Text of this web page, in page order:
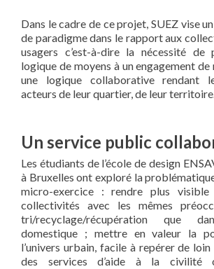
Dans le cadre de ce projet, SUEZ vise
de paradigme dans le rapport aux
usagers c’est-à-dire la nécessité de
logique de moyens à un engagement
une logique collaborative rendant
acteurs de leur quartier, de leur
Un service public
Les étudiants de l’école de design
à Bruxelles ont exploré la
micro-exercice : rendre plus visible
collectivités avec les mêmes
tri/recyclage/récupération que
domestique ; mettre en valeur la
l’univers urbain, facile à repérer de
des services d’aide à la civilité